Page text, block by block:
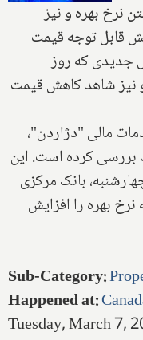
نرخ بهره و نیز
قابل توجه‌ قیمت
جدیدی که روز
نیز شاهد کاهش قیمت
مالی "دژاردن"‌،
بررسی کرده است. این
بانک مرکزی
طی ۱۱ ماه گذشته نرخ بهره را افزایش
Sub-Category:
Happened at:
Tuesday, March 7,